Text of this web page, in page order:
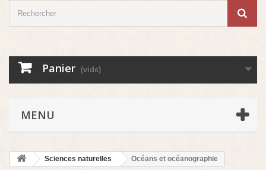
Panier (vide)
MENU
Sciences naturelles Océans et océanographie